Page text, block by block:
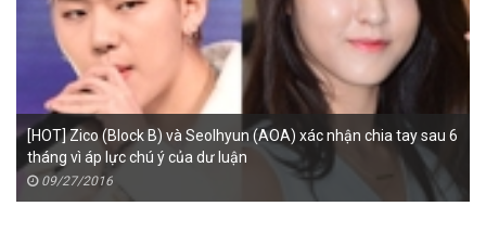
[HOT] Zico (Block B) và Seolhyun (AOA) xác nhận chia tay sau 6
tháng vì áp lực chú ý của dư luận
09/27/2016